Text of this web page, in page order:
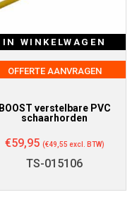
IN WINKELWAGEN
OFFERTE AANVRAGEN
BOOST verstelbare PVC
schaarhorden
€59,95 (€49,55 excl. BTW)
TS-015106